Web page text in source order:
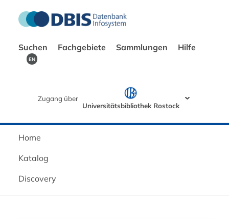
Suchen Fachgebiete Sammlungen Hilfe
EN
Zugang über
Universitätsbibliothek Rostock
Home
Katalog
Discovery